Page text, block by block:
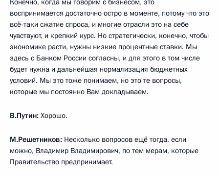
Конечно, когда мы говорим с бизнесом, это
воспринимается достаточно остро в моменте, потому что это
всё-таки сжатие спроса, и многие отрасли это на себе
чувствуют, и крепкий курс. Но стратегически, конечно, чтобы
экономике расти, нужны низкие процентные ставки. Мы
здесь с Банком России согласны, и для этого в том числе
будет нужна и дальнейшая нормализация бюджетных
условий. Мы это тоже понимаем, но это те вопросы,
которые мы постоянно Вам докладываем.
В.Путин: Хорошо.
М.Решетников: Несколько вопросов ещё тогда, если
можно, Владимир Владимирович, по тем мерам, которые
Правительство предпринимает.